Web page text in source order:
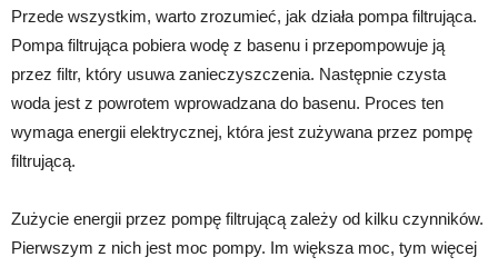
Przede wszystkim, warto zrozumieć, jak działa pompa filtrująca.
Pompa filtrująca pobiera wodę z basenu i przepompowuje ją
przez filtr, który usuwa zanieczyszczenia. Następnie czysta
woda jest z powrotem wprowadzana do basenu. Proces ten
wymaga energii elektrycznej, która jest zużywana przez pompę
filtrującą.
Zużycie energii przez pompę filtrującą zależy od kilku czynników.
Pierwszym z nich jest moc pompy. Im większa moc, tym więcej